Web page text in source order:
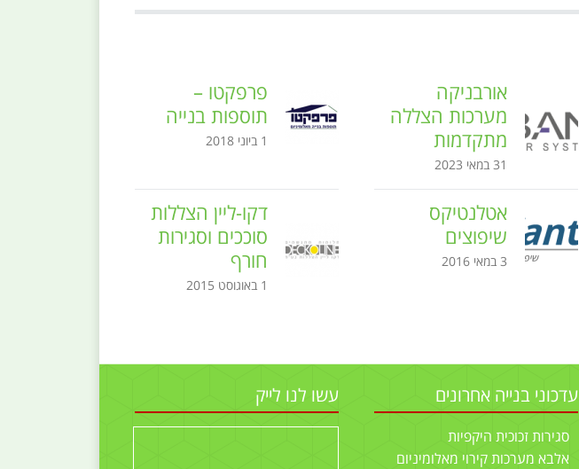
אורבניקה
מערכות הצללה
מתקדמות
31 במאי 2023
פרפקטו –
תוספות בנייה
1 ביוני 2018
אטלנטיקס
שיפוצים
3 במאי 2016
דקו-ליין הצללות
סוככים וסגירות
חורף
1 באוגוסט 2015
עדכוני בנייה אחרונים
סגירות זכוכית היקפיות
אלבא מערכות קירוי מאלומיניום
עשו לנו לייק